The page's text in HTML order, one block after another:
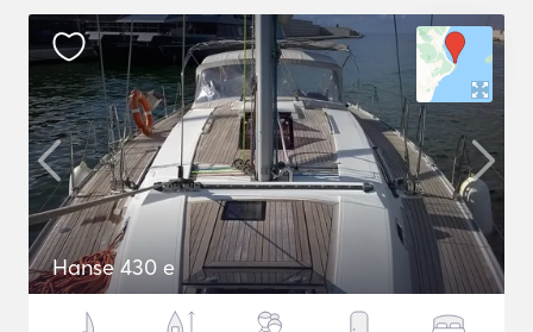
Hanse 430 e